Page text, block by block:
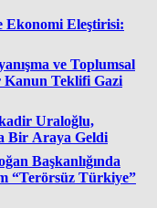
Ekonomi Eleştirisi:
ve Toplumsal
Kanun Teklifi Gazi
Uraloğlu,
Bir Araya Geldi
Başkanlığında
“Terörsüz Türkiye”